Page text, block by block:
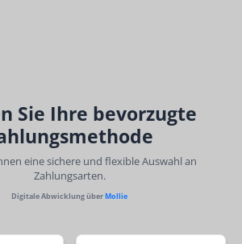
Sie Ihre bevorzugte
eine sichere und flexible Auswahl an
Zahlungsarten.
Digitale Abwicklung überMollie